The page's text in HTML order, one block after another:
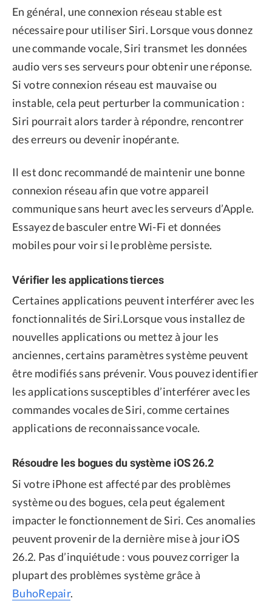
En général, une connexion réseau stable est
nécessaire pour utiliser Siri. Lorsque vous donnez
une commande vocale, Siri transmet les données
audio vers ses serveurs pour obtenir une réponse.
Si votre connexion réseau est mauvaise ou
instable, cela peut perturber la communication :
Siri pourrait alors tarder à répondre, rencontrer
des erreurs ou devenir inopérante.
Il est donc recommandé de maintenir une bonne
connexion réseau afin que votre appareil
communique sans heurt avec les serveurs d’Apple.
Essayez de basculer entre Wi-Fi et données
mobiles pour voir si le problème persiste.
Vérifier les applications tierces
Certaines applications peuvent interférer avec les
fonctionnalités de Siri.Lorsque vous installez de
nouvelles applications ou mettez à jour les
anciennes, certains paramètres système peuvent
être modifiés sans prévenir. Vous pouvez identifier
les applications susceptibles d’interférer avec les
commandes vocales de Siri, comme certaines
applications de reconnaissance vocale.
Résoudre les bogues du système iOS 26.2
Si votre iPhone est affecté par des problèmes
système ou des bogues, cela peut également
impacter le fonctionnement de Siri. Ces anomalies
peuvent provenir de la dernière mise à jour iOS
26.2. Pas d’inquiétude : vous pouvez corriger la
plupart des problèmes système grâce à
BuhoRepair.